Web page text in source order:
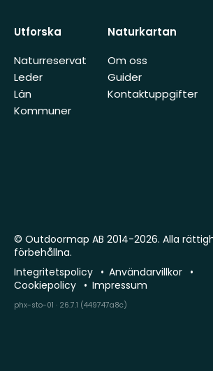
Utforska
Naturreservat
Leder
Län
Kommuner
Naturkartan
Om oss
Guider
Kontaktuppgifter
© Outdoormap AB 2014-2026. Alla
förbehållna.
Integritetspolicy
Användarvillkor
Cookiepolicy
Impressum
phx-sto-01 · 26.7.1 (449747a8c)